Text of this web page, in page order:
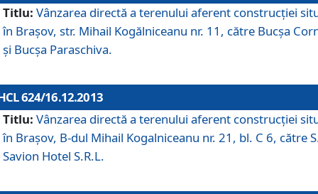
Titlu: Vânzarea directă a terenului aferent construcţiei
în Braşov, str. Mihail Kogălniceanu nr. 11, către Bucşa
şi Bucşa Paraschiva.
624/16.12.2013
Titlu: Vânzarea directă a terenului aferent construcţiei
în Braşov, B-dul Mihail Kogalniceanu nr. 21, bl. C 6, către
Savion Hotel S.R.L.